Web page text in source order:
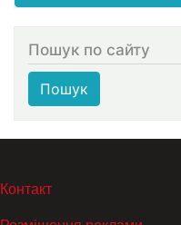
Пошук по сайту
Пошук
МЕНЮ В ПОДВАЛЕ
Контакт